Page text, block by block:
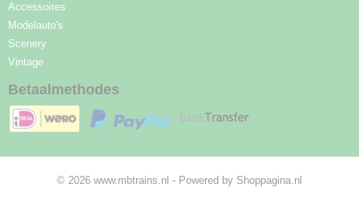
Accessoires
Modelauto's
Scenery
Vintage
Betaalmethodes
© 2026 www.mbtrains.nl - Powered by Shoppagina.nl